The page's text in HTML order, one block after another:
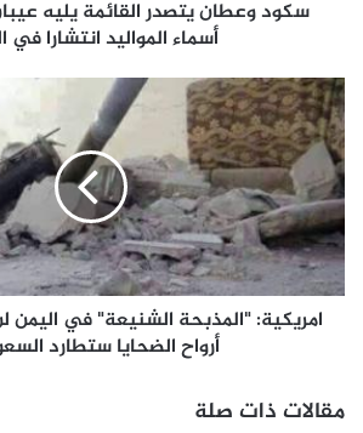
سكود وعطان يتصدر القائمة يليه
أسماء المواليد انتشارا في
امريكية: "المذبحة الشنيعة" في اليمن
أرواح الضحايا ستطارد
مقالات ذات صلة